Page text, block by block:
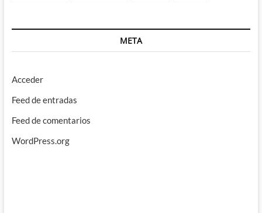
META
Acceder
Feed de entradas
Feed de comentarios
WordPress.org